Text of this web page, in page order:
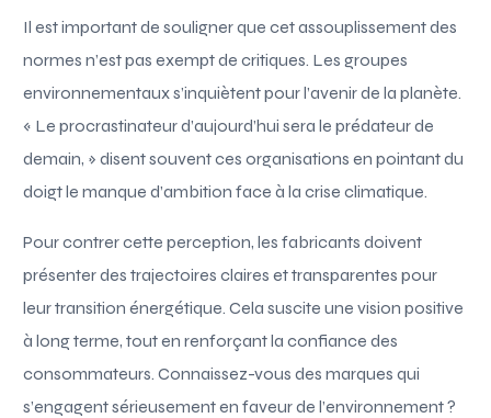
Il est important de souligner que cet assouplissement des
normes n’est pas exempt de critiques. Les groupes
environnementaux s’inquiètent pour l’avenir de la planète.
« Le procrastinateur d’aujourd’hui sera le prédateur de
demain, » disent souvent ces organisations en pointant du
doigt le manque d’ambition face à la crise climatique.
Pour contrer cette perception, les fabricants doivent
présenter des trajectoires claires et transparentes pour
leur transition énergétique. Cela suscite une vision positive
à long terme, tout en renforçant la confiance des
consommateurs. Connaissez-vous des marques qui
s’engagent sérieusement en faveur de l’environnement ?